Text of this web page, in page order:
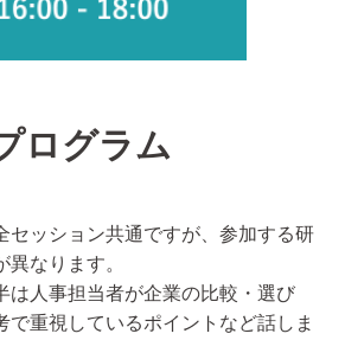
ログラム
セッション共通ですが、参加する研
なります。
は人事担当者が企業の比較・選び
で重視しているポイントなど話しま